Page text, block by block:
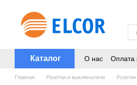
Каталог О нас Оплата
Главная Розетки и выключатели Розетки